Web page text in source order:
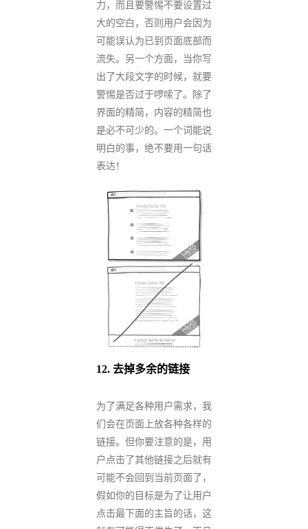
力，而且要警惕不要设置过
大的空白，否则用户会因为
可能误认为已到页面底部而
流失。另一个方面，当你写
出了大段文字的时候，就要
警惕是否过于啰嗦了。除了
界面的精简，内容的精简也
是必不可少的。一个词能说
明白的事，绝不要用一句话
表达！
12. 去掉多余的链接
为了满足各种用户需求，我
们会在页面上放各种各样的
链接。但你要注意的是，用
户点击了其他链接之后就有
可能不会回到当前页面了，
假如你的目标是为了让用户
点击最下面的主旨的话，这